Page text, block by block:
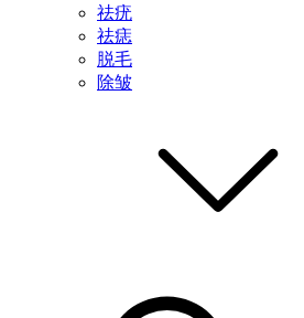
祛疣
祛痣
脱毛
除皱